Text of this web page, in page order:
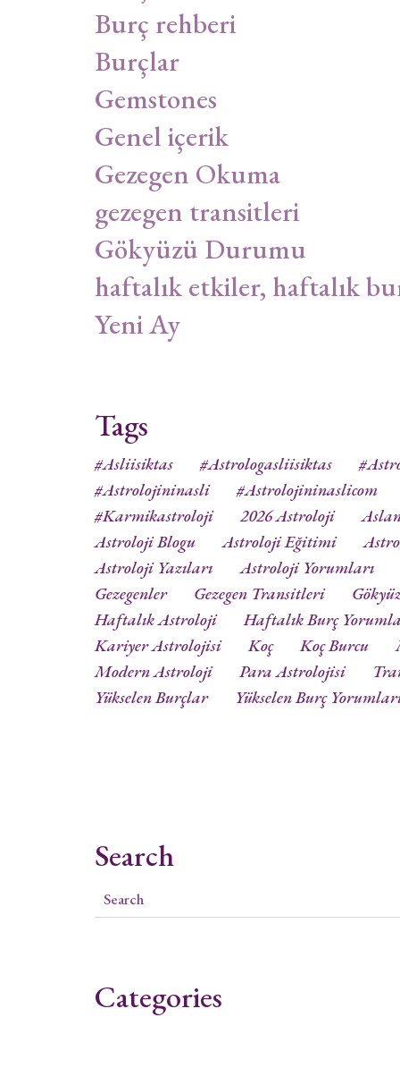
Burç rehberi
Burçlar
Gemstones
Genel içerik
Gezegen Okuma
gezegen transitleri
Gökyüzü Durumu
haftalık etkiler, haftalık
Yeni Ay
Tags
#asliisiktas #astrologasliisiktas
#astrolojininasli
#astrolojininaslicom
#karmikastroloji
2026 Astroloji
Astroloji Blogu
Astroloji Eğitimi
Astroloji Yazıları
Astroloji Yorumları
Gezegenler
Gezegen Transitleri
Haftalık Astroloji
Haftalık Burç
Kariyer Astrolojisi
Koç Koç Burcu
Modern Astroloji
Para Astrolojisi
Yükselen Burçlar
Yükselen Burç
Search
Categories